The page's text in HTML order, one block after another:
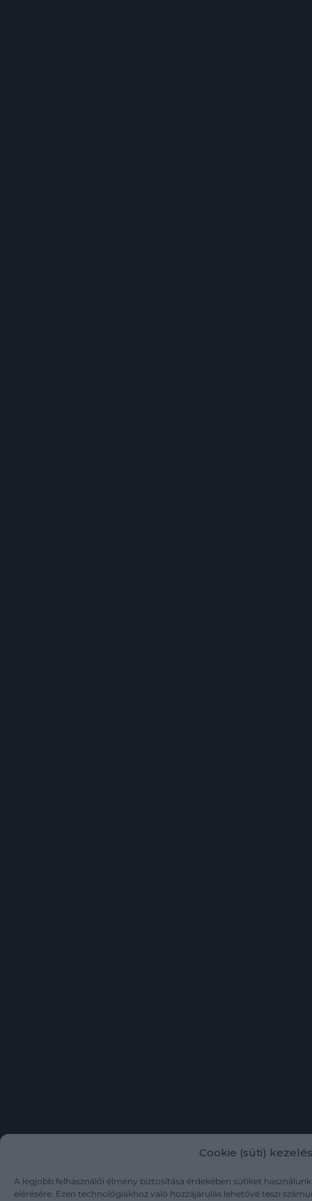
Cookie (süti) kezelés
A legjobb felhasználói élmény biztosítása érdekében sütiket
elérésére. Ezen technológiákhoz való hozzájárulás lehetővé teszi